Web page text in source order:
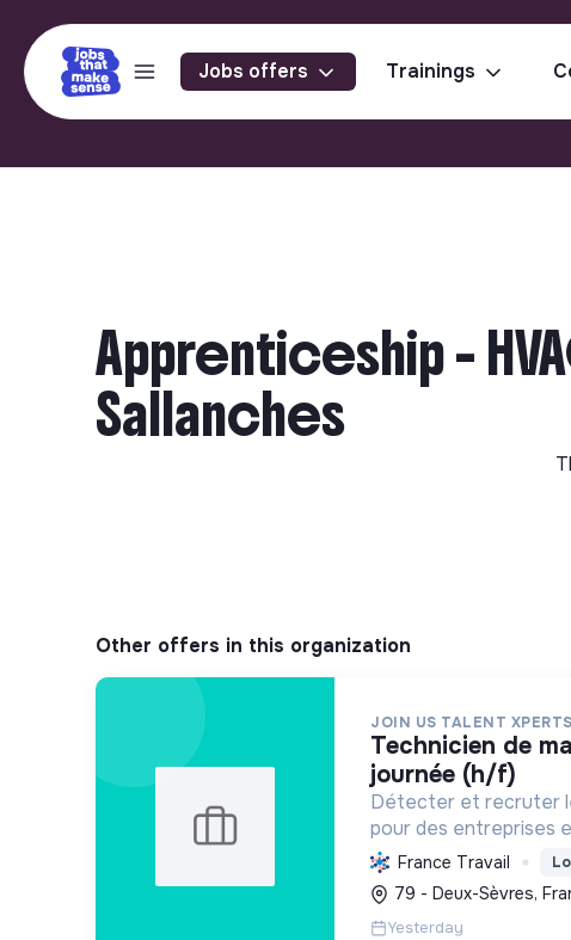
Jobs offers Trainings
Apprenticeship -
Sallanches
Other offers in this organization
JOIN US TALENT XPERTS
technicien de maintenance en
journée (h/f)
Détecter et recruter
pour des entreprises
celles favorisant
l'efficacité
croissance durable.
France Travail
79 - Deux-Sèvres,
Yesterday